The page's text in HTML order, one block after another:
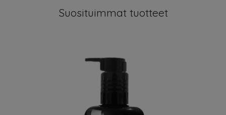
Suosituimmat tuotteet